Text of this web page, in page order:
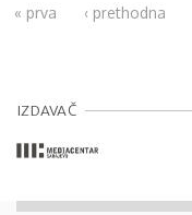
« prva ‹ prethodna
IZDAVAČ